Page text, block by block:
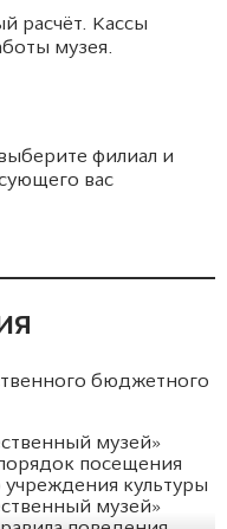
расчёт. Кассы
музея.
филиал и
вас
бюджетного
музей»
посещения
культуры
музей»